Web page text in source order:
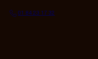
01 84 23 17 32